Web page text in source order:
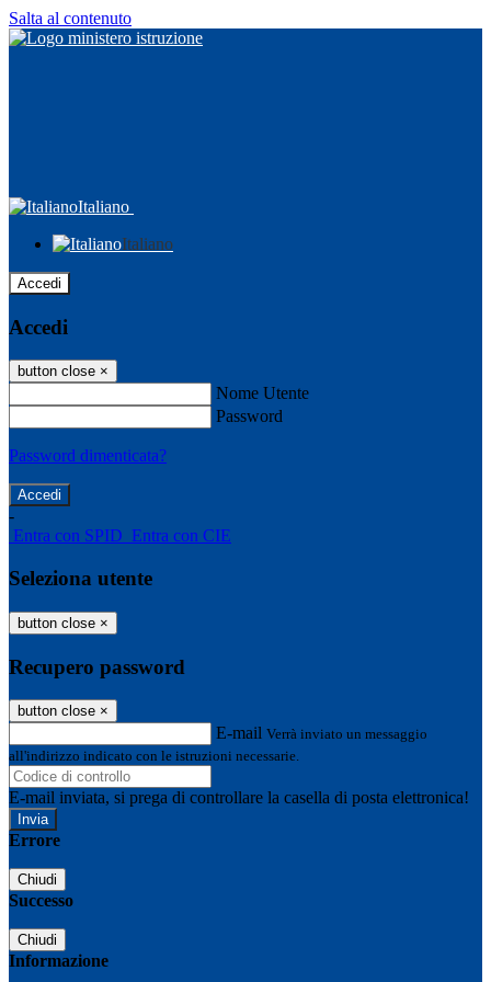
Salta al contenuto
Italiano
Italiano
Accedi
Accedi
button close ×
Nome Utente
Password
Password dimenticata?
-
Entra con SPID Entra con CIE
Seleziona utente
button close ×
Recupero password
button close ×
E-mail Verrà inviato un messaggio
all'indirizzo indicato con le istruzioni necessarie.
E-mail inviata, si prega di controllare la casella di posta elettronica!
Errore
Chiudi
Successo
Chiudi
Informazione